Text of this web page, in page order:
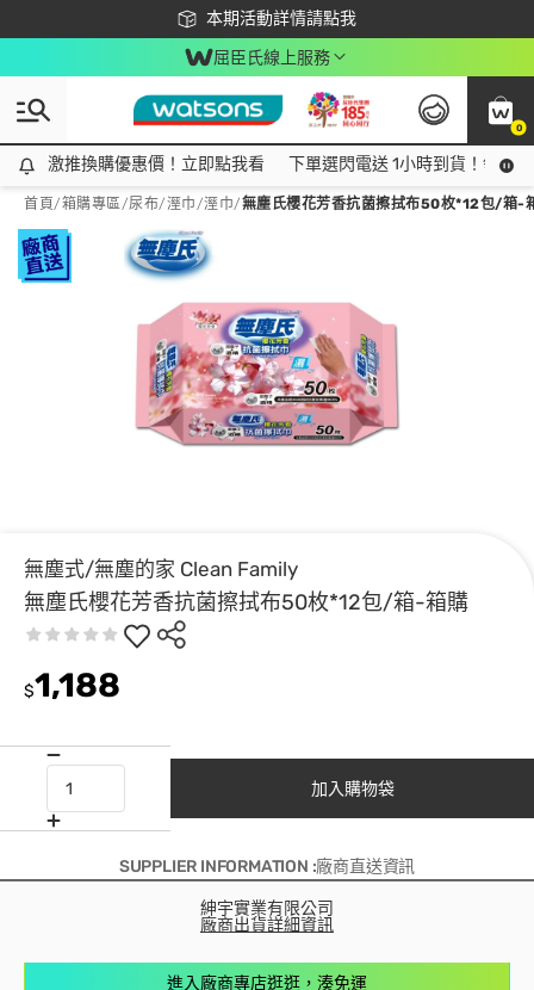
本期活動詳情請點我
下載app最高回饋$350
屈臣氏線上服務
0
激推換購優惠價！立即點我看
激推換購優惠價！立即點我看 下單選閃電送 1小時到貨！領神
首頁/箱購專區/尿布/溼巾/溼巾/無塵氏櫻花芳香抗菌擦拭布50枚*12包/箱-
無塵式/無塵的家 Clean Family
無塵氏櫻花芳香抗菌擦拭布50枚*12包/箱-箱購
$1,188
加入購物袋
SUPPLIER INFORMATION :廠商直送資訊
紳宇實業有限公司
廠商出貨詳細資訊
進入廠商專店逛逛，湊免運